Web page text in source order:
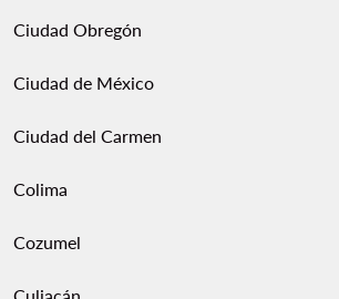
Ciudad Obregón
Ciudad de México
Ciudad del Carmen
Colima
Cozumel